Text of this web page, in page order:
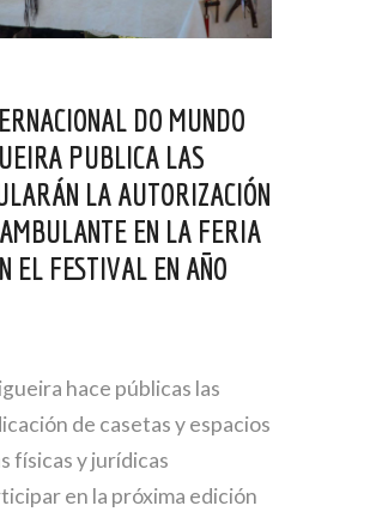
DO MUNDO
PUBLICA LAS
LA AUTORIZACIÓN
EN LA FERIA
EL FESTIVAL EN AÑO
hace públicas las
de casetas y espacios
físicas y jurídicas
en la próxima edición